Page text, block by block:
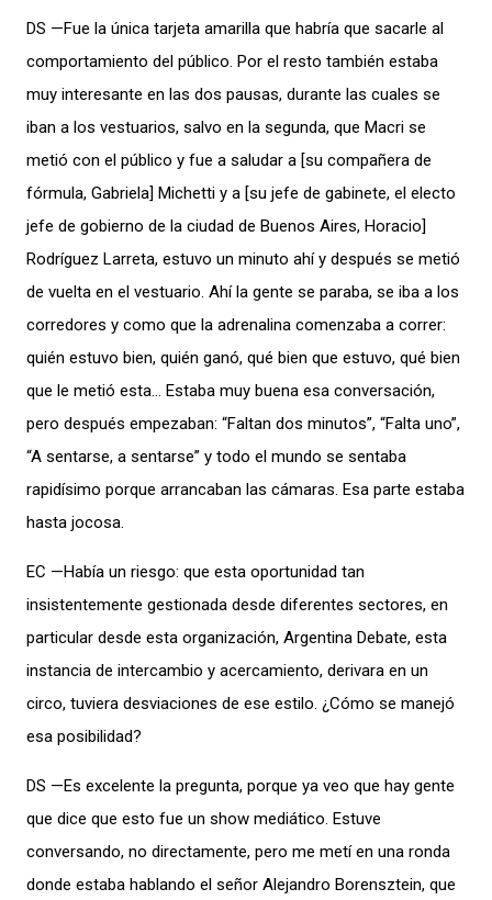
DS —Fue la única tarjeta amarilla que habría que sacarle al
comportamiento del público. Por el resto también estaba
muy interesante en las dos pausas, durante las cuales se
iban a los vestuarios, salvo en la segunda, que Macri se
metió con el público y fue a saludar a [su compañera de
fórmula, Gabriela] Michetti y a [su jefe de gabinete, el electo
jefe de gobierno de la ciudad de Buenos Aires, Horacio]
Rodríguez Larreta, estuvo un minuto ahí y después se metió
de vuelta en el vestuario. Ahí la gente se paraba, se iba a los
corredores y como que la adrenalina comenzaba a correr:
quién estuvo bien, quién ganó, qué bien que estuvo, qué bien
que le metió esta… Estaba muy buena esa conversación,
pero después empezaban: “Faltan dos minutos”, “Falta uno”,
“A sentarse, a sentarse” y todo el mundo se sentaba
rapidísimo porque arrancaban las cámaras. Esa parte estaba
hasta jocosa.
EC —Había un riesgo: que esta oportunidad tan
insistentemente gestionada desde diferentes sectores, en
particular desde esta organización, Argentina Debate, esta
instancia de intercambio y acercamiento, derivara en un
circo, tuviera desviaciones de ese estilo. ¿Cómo se manejó
esa posibilidad?
DS —Es excelente la pregunta, porque ya veo que hay gente
que dice que esto fue un show mediático. Estuve
conversando, no directamente, pero me metí en una ronda
donde estaba hablando el señor Alejandro Borensztein, que